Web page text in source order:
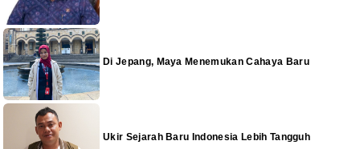
Di Jepang, Maya Menemukan Cahaya Baru
Ukir Sejarah Baru Indonesia Lebih Tangguh